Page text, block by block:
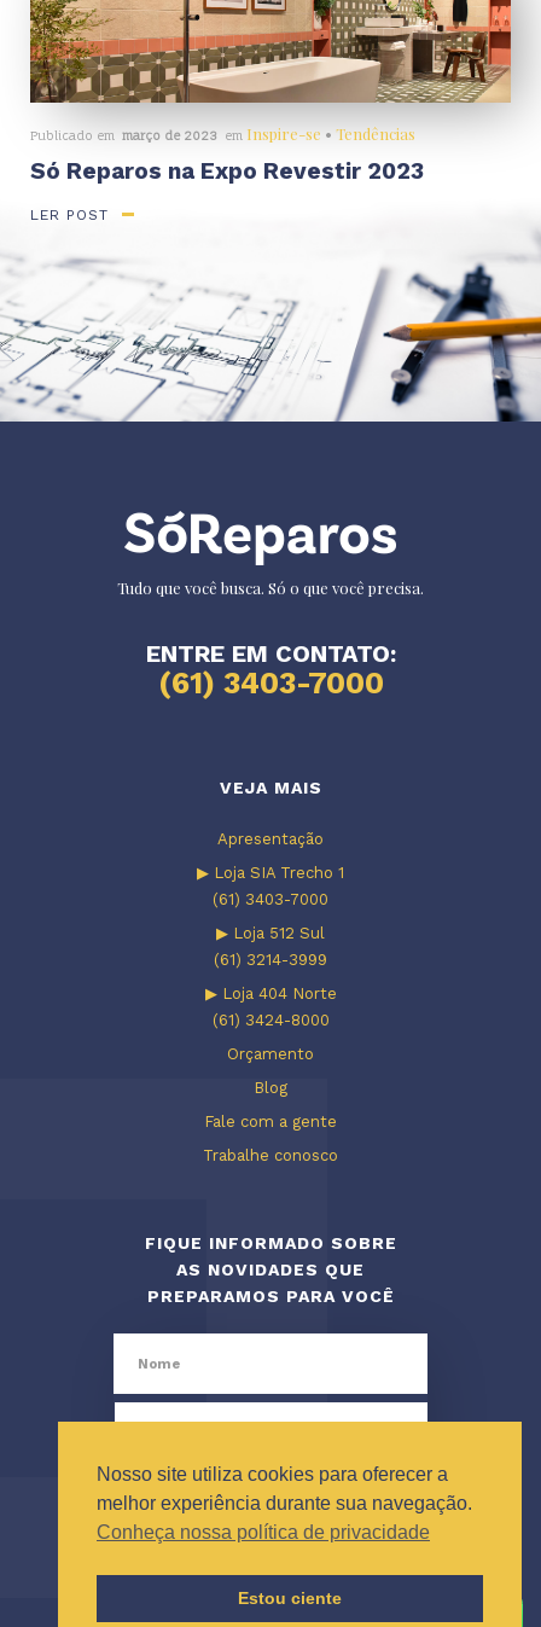
Publicado em março de 2023 em Inspire-se • Tendências
Só Reparos na Expo Revestir 2023
LER POST
Tudo que você busca. Só o que você precisa.
ENTRE EM CONTATO:
(61) 3403-7000
VEJA MAIS
Apresentação
▶ Loja SIA Trecho 1
(61) 3403-7000
▶ Loja 512 Sul
(61) 3214-3999
▶ Loja 404 Norte
(61) 3424-8000
Orçamento
Blog
Fale com a gente
Trabalhe conosco
FIQUE INFORMADO SOBRE
AS NOVIDADES QUE
PREPARAMOS PARA VOCÊ
Nosso site utiliza cookies para oferecer a
melhor experiência durante sua navegação.
Conheça nossa política de privacidade
Estou ciente